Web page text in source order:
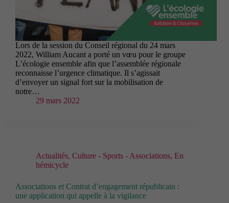
Lors de la session du Conseil régional du 24 mars
2022, William Aucant a porté un vœu pour le groupe
L’écologie ensemble afin que l’assemblée régionale
reconnaisse l’urgence climatique. Il s’agissait
d’envoyer un signal fort sur la mobilisation de
notre…
29 mars 2022
Actualités, Culture - Sports - Associations, En
hémicycle
Associations et Contrat d’engagement républicain :
une application qui appelle à la vigilance